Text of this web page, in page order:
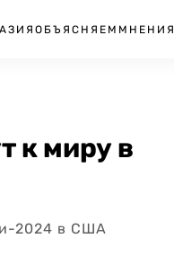
ОБЪЯСНЯЕМ МНЕНИЯ
к миру в
2024 в США